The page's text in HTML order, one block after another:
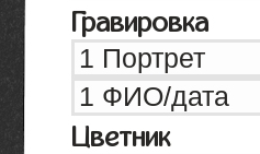
Гравировка
Цветник